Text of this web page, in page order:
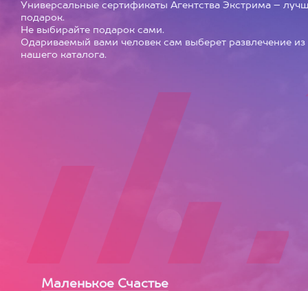
Универсальные сертификаты Агентства Экстрима –
подарок.
Не выбирайте подарок сами.
Одариваемый вами человек сам выберет развлечение из
нашего каталога.
Маленькое Счастье